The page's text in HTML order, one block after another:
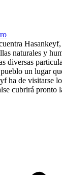
naturales y
diversas
un lugar
ha de visitarse
cubrirá pronto